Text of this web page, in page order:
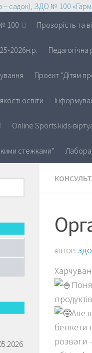
100 Прозорість та
2026н.р.
Проєкт “Дітям
освіти
Online Sports kids-
стежками”
АВТОР:
Але
бенкети
розваги